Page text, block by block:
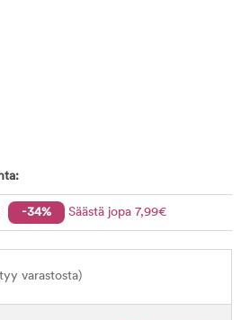
-34% Säästä jopa 7,99€
varastosta)